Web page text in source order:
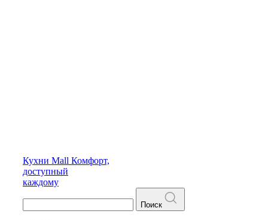
Кухни Mall Комфорт,
доступный
каждому
Поиск